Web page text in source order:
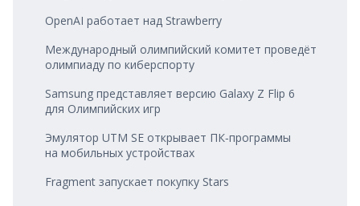
OpenAI работает над Strawberry
Международный олимпийский комитет проведёт
олимпиаду по киберспорту
Samsung представляет версию Galaxy Z Flip 6
для Олимпийских игр
Эмулятор UTM SE открывает ПК‑программы
на мобильных устройствах
Fragment запускает покупку Stars